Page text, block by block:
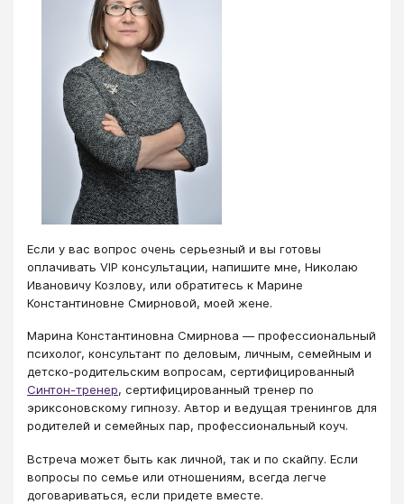
Если у вас вопрос очень серьезный и вы готовы
оплачивать VIP консультации, напишите мне, Николаю
Ивановичу Козлову, или обратитесь к Марине
Константиновне Смирновой, моей жене.
Марина Константиновна Смирнова — профессиональный
психолог, консультант по деловым, личным, семейным и
детско-родительским вопросам, сертифицированный
Синтон-тренер​​, сертифицированный тренер по
эриксоновскому гипнозу. Автор и ведущая тренингов для
родителей и семейных пар, профессиональный коуч.
Встреча может быть как личной, так и по скайпу. Если
вопросы по семье или отношениям, всегда легче
договариваться, если придете вместе.